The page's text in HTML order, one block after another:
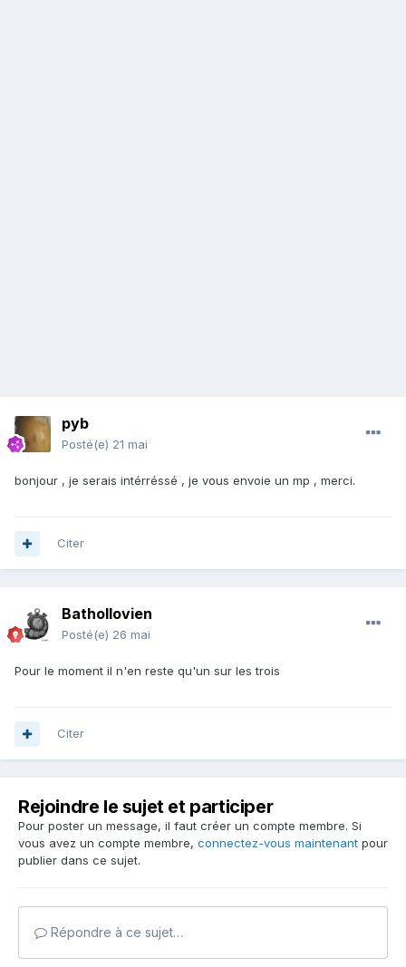
pyb
Posté(e) 21 mai
bonjour , je serais intérréssé , je vous envoie un mp , merci.
Citer
Bathollovien
Posté(e) 26 mai
Pour le moment il n'en reste qu'un sur les trois
Citer
Rejoindre le sujet et participer
Pour poster un message, il faut créer un compte membre. Si
vous avez un compte membre, connectez-vous maintenant pour
publier dans ce sujet.
Répondre à ce sujet…